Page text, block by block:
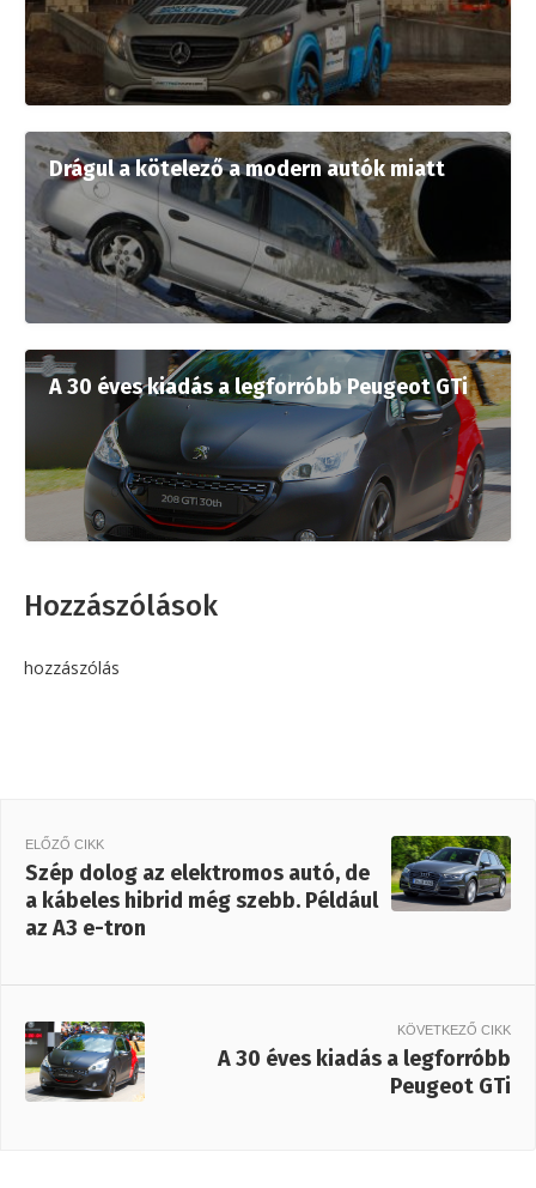
Drágul a kötelező a modern autók miatt
A 30 éves kiadás a legforróbb Peugeot GTi
Hozzászólások
hozzászólás
ELŐZŐ CIKK
Szép dolog az elektromos autó, de
a kábeles hibrid még szebb. Például
az A3 e-tron
KÖVETKEZŐ CIKK
A 30 éves kiadás a legforróbb
Peugeot GTi